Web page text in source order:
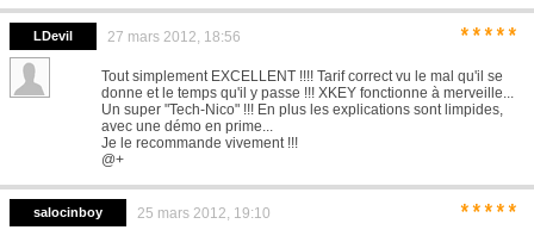
LDevil 27 mars 2012, 18:56 *****
Tout simplement EXCELLENT !!!! Tarif correct vu le mal qu'il se
donne et le temps qu'il y passe !!! XKEY fonctionne à merveille...
Un super "Tech-Nico" !!! En plus les explications sont limpides,
avec une démo en prime...
Je le recommande vivement !!!
@+
salocinboy 25 mars 2012, 19:10 *****